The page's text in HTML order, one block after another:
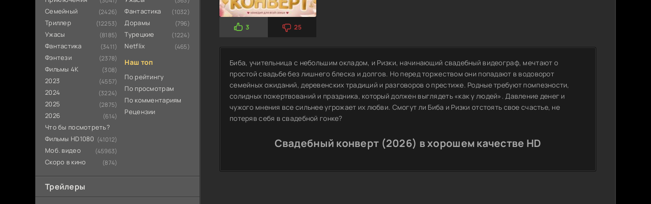
Семейный (2426)
Триллер (12253)
Ужасы (8185)
Фантастика (3411)
Фэнтези (2378)
Фильмы 4К (308)
2023 (4557)
2024 (3224)
2025 (2875)
2026 (614)
Что бы посмотреть?
Фильмы HD1080 (41012)
Моб. видео (45963)
Скоро в кино (874)
Фантастика (1032)
Дорамы (796)
Турецкие (1224)
Netflix (465)
Наш топ
По рейтингу
По просмотрам
По комментариям
Рецензии
Трейлеры
3 25
Биба, учительница с небольшим окладом, и Ризки, начинающий свадебный видеограф, мечтают о
простой свадьбе без лишнего блеска и долгов. Но перед торжеством они попадают в водоворот
семейных ожиданий, деревенских традиций и разговоров о престиже. Родные требуют помпезности,
солидных пожертвований и праздника, который должен выглядеть «как у людей». Давление денег и
чужого мнения все сильнее угрожает их любви. Смогут ли Биба и Ризки отстоять свое счастье, не
потеряв себя в свадебной гонке?
Свадебный конверт (2026) в хорошем качестве HD